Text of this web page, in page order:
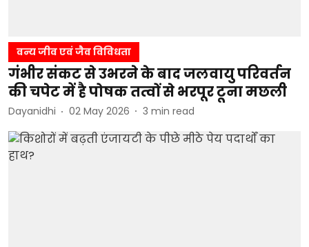
वन्य जीव एवं जैव विविधता
गंभीर संकट से उभरने के बाद जलवायु परिवर्तन
की चपेट में है पोषक तत्वों से भरपूर टूना मछली
Dayanidhi 02 May 2026 3 min read